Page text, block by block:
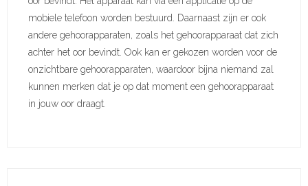
mobiele telefoon worden bestuurd. Daarnaast zijn er ook
andere gehoorapparaten, zoals het gehoorapparaat dat zich
achter het oor bevindt. Ook kan er gekozen worden voor de
onzichtbare gehoorapparaten, waardoor bijna niemand zal
kunnen merken dat je op dat moment een gehoorapparaat
in jouw oor draagt.